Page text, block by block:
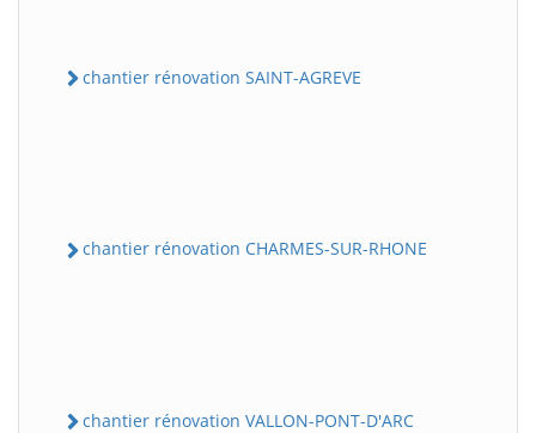
chantier rénovation SAINT-AGREVE
chantier rénovation CHARMES-SUR-RHONE
chantier rénovation VALLON-PONT-D'ARC